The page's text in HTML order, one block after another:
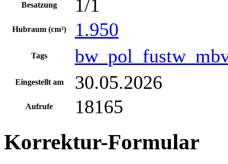
Besatzung 1/1
Hubraum (cm³) 1.950
Tags
Eingestellt am 30.05.2026
Aufrufe 18165
Korrektur-Formular